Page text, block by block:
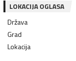
LOKACIJA OGLASA
Država
Grad
Lokacija